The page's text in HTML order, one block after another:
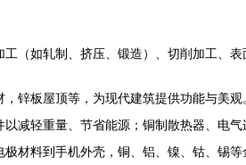
（如轧制、挤压、锻造）、切削加工、
锌板屋顶等，为现代建筑提供功能与美观
减轻重量、节省能源；铜制散热器、电气
材料到手机外壳，铜、铝、镍、钴、锡